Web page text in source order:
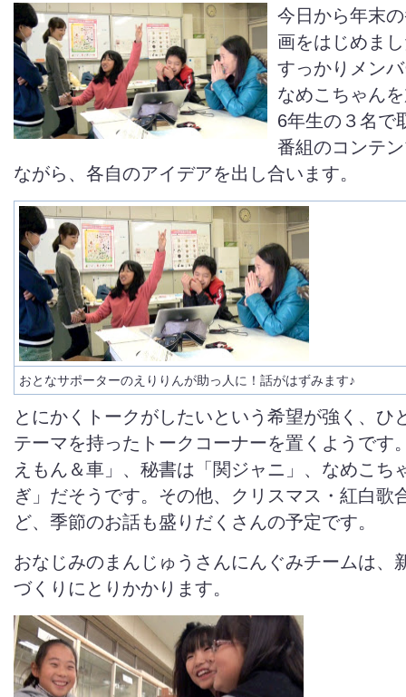
今日から年末
画をはじめま
すっかりメン
なめこちゃん
6年生の３名で
番組のコンテ
ながら、各自のアイデアを出し合います。
おとなサポーターのえりりんが助っ人に！話がはずみます♪
とにかくトークがしたいという希望が強く、ひ
テーマを持ったトークコーナーを置くようです
えもん＆車」、秘書は「関ジャニ」、なめこち
ぎ」だそうです。その他、クリスマス・紅白歌
ど、季節のお話も盛りだくさんの予定です。
おなじみのまんじゅうさんにんぐみチームは、
づくりにとりかかります。